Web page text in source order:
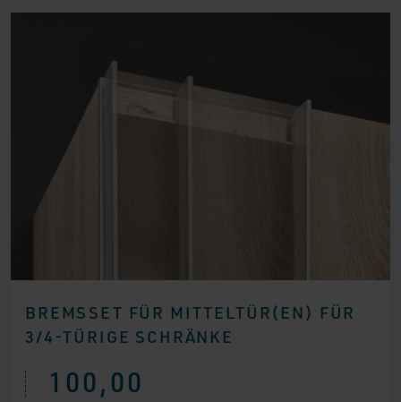
BREMSSET FÜR MITTELTÜR(EN) FÜR
3/4-TÜRIGE SCHRÄNKE
100,00